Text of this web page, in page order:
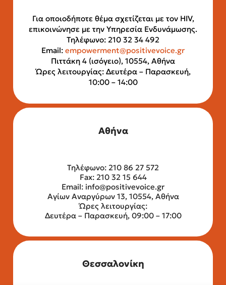
Για οποιοδήποτε θέμα σχετίζεται με τον HIV,
επικοινώνησε με την Υπηρεσία Ενδυνάμωσης.
Τηλέφωνο: 210 32 34 492
Email: empowerment@positivevoice.gr
Πιττάκη 4 (ισόγειο), 10554, Αθήνα
Ώρες λειτουργίας: Δευτέρα – Παρασκευή,
10:00 – 14:00
Αθήνα
Τηλέφωνο: 210 86 27 572
Fax: 210 32 15 644
Email: info@positivevoice.gr
Αγίων Αναργύρων 13, 10554, Αθήνα
Ώρες λειτουργίας:
Δευτέρα – Παρασκευή, 09:00 – 17:00
Θεσσαλονίκη